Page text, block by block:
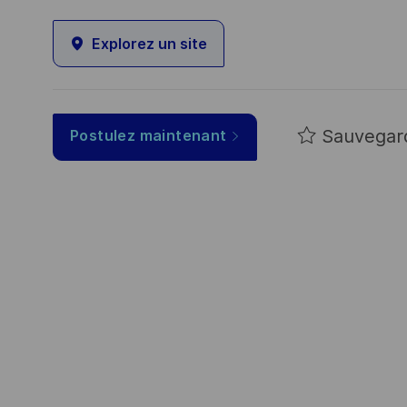
Explorez un site
Postulez maintenant